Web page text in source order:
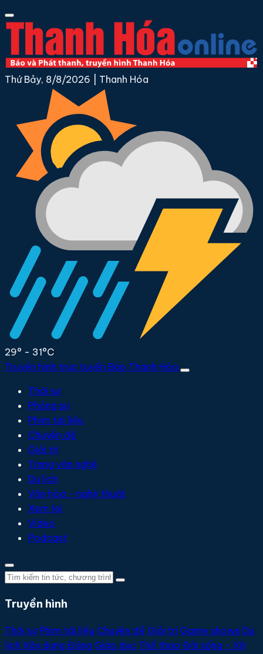
Thứ Bảy, 8/8/2026 Thanh Hóa
29° - 31°C
Truyền hình trực tuyến Báo Thanh Hóa
Thời sự
Phóng sự
Phim tài liệu
Chuyên đề
Giải trí
Trang văn nghệ
Du lịch
Văn hóa - nghệ thuật
Xem lại
Video
Podcast
Truyền hình
Thời sự Phim tài liệu Chuyên đề Giải trí Game shows Du
lịch Xây dựng Đảng Giáo dục Thể thao Đời sống - Xã